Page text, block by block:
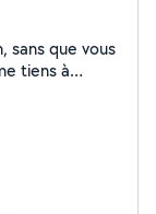
sans que vous